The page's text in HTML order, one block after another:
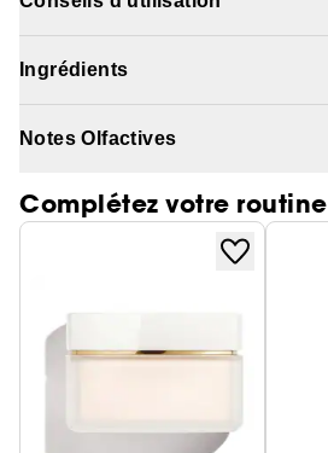
Ingrédients
Notes Olfactives
Complétez votre routine